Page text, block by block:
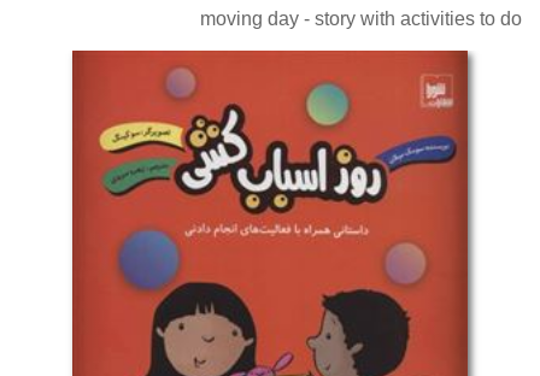
moving day - story with activities to do